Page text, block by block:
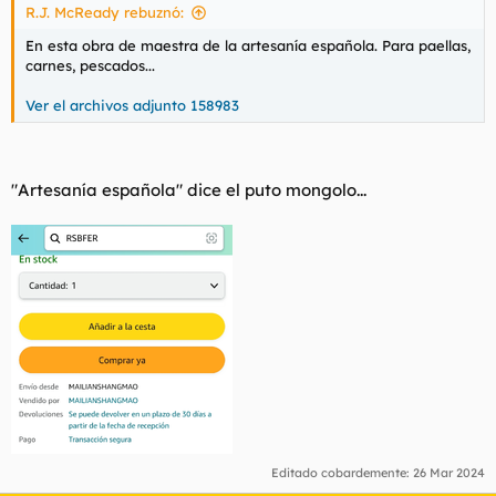
R.J. McReady rebuznó:
En esta obra de maestra de la artesanía española. Para paellas,
carnes, pescados...
Ver el archivos adjunto 158983
"Artesanía española" dice el puto mongolo...
Editado cobardemente: 26 Mar 2024